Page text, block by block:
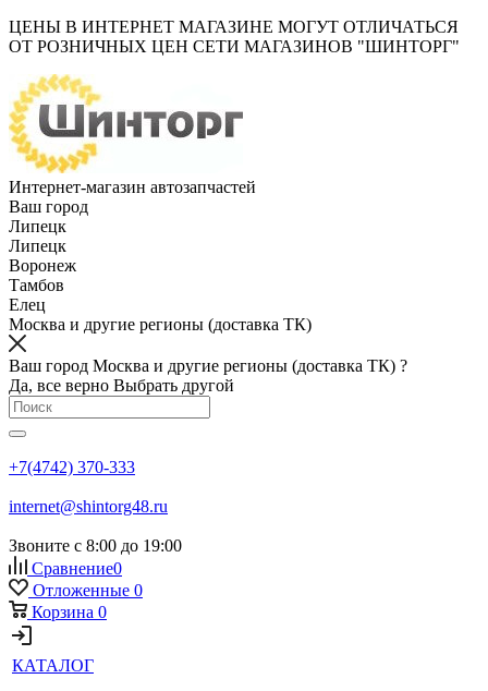
ЦЕНЫ В ИНТЕРНЕТ МАГАЗИНЕ МОГУТ ОТЛИЧАТЬСЯ
ОТ РОЗНИЧНЫХ ЦЕН СЕТИ МАГАЗИНОВ "ШИНТОРГ"
Интернет-магазин автозапчастей
Ваш город
Липецк
Липецк
Воронеж
Тамбов
Елец
Москва и другие регионы (доставка ТК)
Ваш город Москва и другие регионы (доставка ТК) ?
Да, все верно Выбрать другой
+7(4742) 370-333
internet@shintorg48.ru
Звоните с 8:00 до 19:00
Сравнение0
Отложенные 0
Корзина 0
КАТАЛОГ